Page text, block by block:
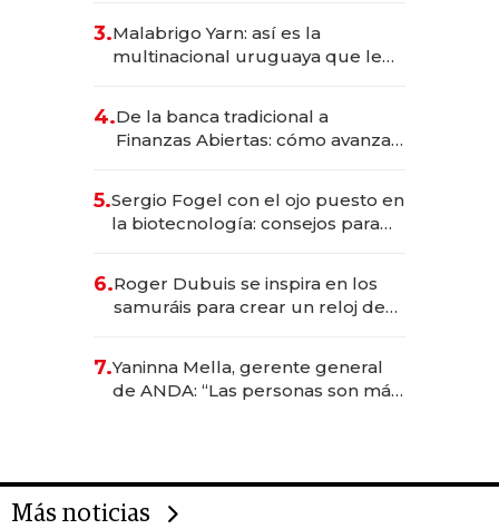
anticipación y prepara apertura
3.Malabrigo Yarn: así es la
multinacional uruguaya que le
4.De la banca tradicional a
Finanzas Abiertas: cómo avanza
5.Sergio Fogel con el ojo puesto en
la biotecnología: consejos para
6.Roger Dubuis se inspira en los
samuráis para crear un reloj de
7.Yaninna Mella, gerente general
de ANDA: “Las personas son más
Más noticias